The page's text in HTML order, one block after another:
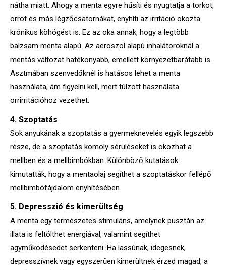
nátha miatt. Ahogy a menta egyre hűsíti és nyugtatja a torkot,
orrot és más légzőcsatornákat, enyhíti az irritáció okozta
krónikus köhögést is. Ez az oka annak, hogy a legtöbb
balzsam menta alapú. Az aeroszol alapú inhalátoroknál a
mentás változat hatékonyabb, emellett környezetbarátabb is.
Asztmában szenvedőknél is hatásos lehet a menta
használata, ám figyelni kell, mert túlzott használata
orrirritációhoz vezethet.
4. Szoptatás
Sok anyukának a szoptatás a gyermeknevelés egyik legszebb
része, de a szoptatás komoly sérüléseket is okozhat a
mellben és a mellbimbókban. Különböző kutatások
kimutatták, hogy a mentaolaj segíthet a szoptatáskor fellépő
mellbimbófájdalom enyhítésében.
5. Depresszió és kimerültség
A menta egy természetes stimuláns, amelynek pusztán az
illata is feltölthet energiával, valamint segíthet
agyműködésedet serkenteni. Ha lassúnak, idegesnek,
depresszívnek vagy egyszerűen kimerültnek érzed magad, a